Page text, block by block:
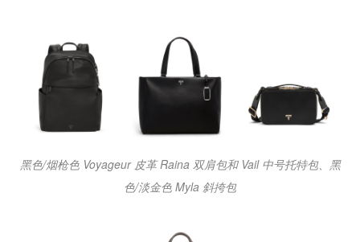
黑色/烟枪色 Voyageur 皮革 Raina 双肩包和 Vail 中号托特包、黑
色/淡金色 Myla 斜挎包